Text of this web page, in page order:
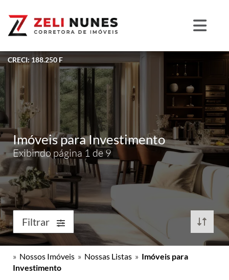
CRECI: 188.250 F
Imóveis para Investimento
Exibindo página 1 de 9
Filtrar
» Nossos Imóveis » Nossas Listas » Imóveis para
Investimento